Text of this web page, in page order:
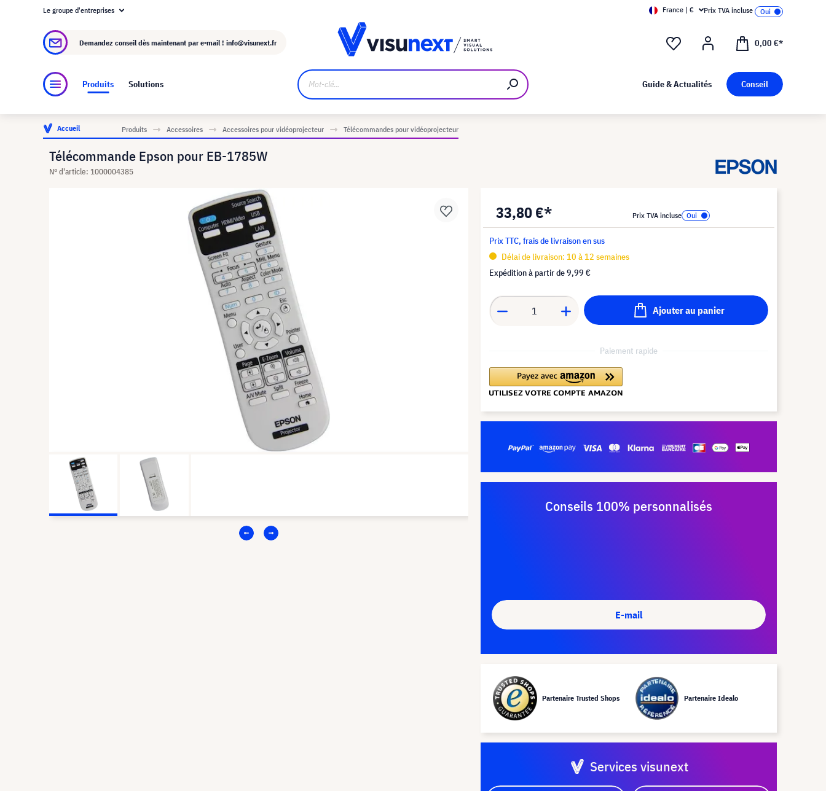
À propos de visunext.fr
Le groupe d'entreprises France | € Prix TVA incluse
Demandez conseil dès maintenant par e-mail ! info@visunext.fr 0,00 €*
Produits Solutions Guide & Actualités Conseil
Accueil Produits Accessoires Accessoires pour vidéoprojecteur Télécommandes pour vidéoprojecteur
Télécommande Epson pour EB-1785W
N° d'article: 1000004385
33,80 €* Prix TVA incluse
Prix TTC, frais de livraison en sus
Délai de livraison: 10 à 12 semaines
Expédition à partir de9,99 €
Ajouter au panier
Paiement rapide
Conseils 100% personnalisés
E-mail
Partenaire Trusted Shops Partenaire Idealo
Services visunext